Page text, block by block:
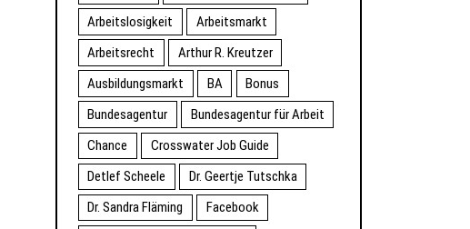
Arbeitslosigkeit
Arbeitsmarkt
Arbeitsrecht
Arthur R. Kreutzer
Ausbildungsmarkt
BA
Bonus
Bundesagentur
Bundesagentur für Arbeit
Chance
Crosswater Job Guide
Detlef Scheele
Dr. Geertje Tutschka
Dr. Sandra Fläming
Facebook